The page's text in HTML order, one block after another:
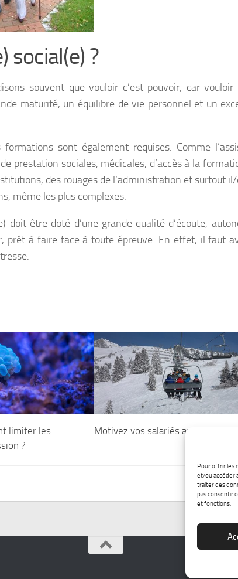
Pour offrir les
et/ou accéder
traiter des
pas consentir
et fonctions.
social(e) ?
souvent que vouloir c’est pouvoir, car vouloir
maturité, un équilibre de vie personnel et un
sont également requises. Comme
prestation sociales, médicales, d’accès à la
des rouages de l’administration et surtout
même les plus complexes.
doit être doté d’une grande qualité d’écoute,
prêt à faire face à toute épreuve. En effet, il faut
limiter les
?
Motivez vos salariés avec